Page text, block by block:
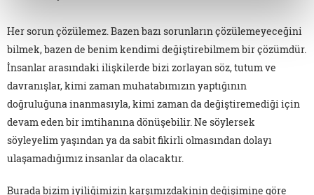
Her sorun çözülemez. Bazen bazı sorunların çözülemeyeceğini
bilmek, bazen de benim kendimi değiştirebilmem bir çözümdür.
İnsanlar arasındaki ilişkilerde bizi zorlayan söz, tutum ve
davranışlar, kimi zaman muhatabımızın yaptığının
doğruluğuna inanmasıyla, kimi zaman da değiştiremediği için
devam eden bir imtihanına dönüşebilir. Ne söylersek
söyleyelim yaşından ya da sabit fikirli olmasından dolayı
ulaşamadığımız insanlar da olacaktır.
Burada bizim iyiliğimizin karşımızdakinin değişimine göre